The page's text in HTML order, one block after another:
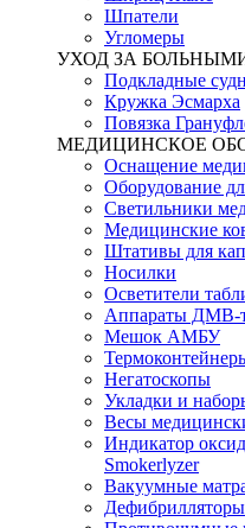
Шпатели
Угломеры
УХОД ЗА
Подкладные
Кружка Эсмарха
Повязка
МЕДИЦИНСКОЕ
Оснащение
Оборудование
Светильники
Медицинские
Штативы для
Носилки
Осветители
Аппараты ДМВ-
Мешок АМБУ
Негатоскопы
Укладки и
Весы
Индикатор
Smokerlyzer
Вакуумные
Дефибрилляторы